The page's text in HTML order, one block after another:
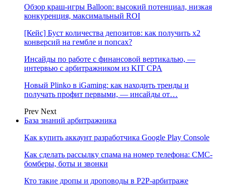
Обзор краш-игры Balloon: высокий потенциал, низкая
конкуренция, максимальный ROI
[Кейс] Буст количества депозитов: как получить х2
конверсий на гембле и попсах?
Инсайды по работе с финансовой вертикалью, —
интервью с арбитражником из KIT CPA
Новый Plinko в iGaming: как находить тренды и
получать профит первыми, — инсайды от…
Prev Next
База знаний арбитражника
Как купить аккаунт разработчика Google Play Console
Как сделать рассылку спама на номер телефона: СМС-
бомберы, боты и звонки
Кто такие дропы и дроповоды в P2P-арбитраже